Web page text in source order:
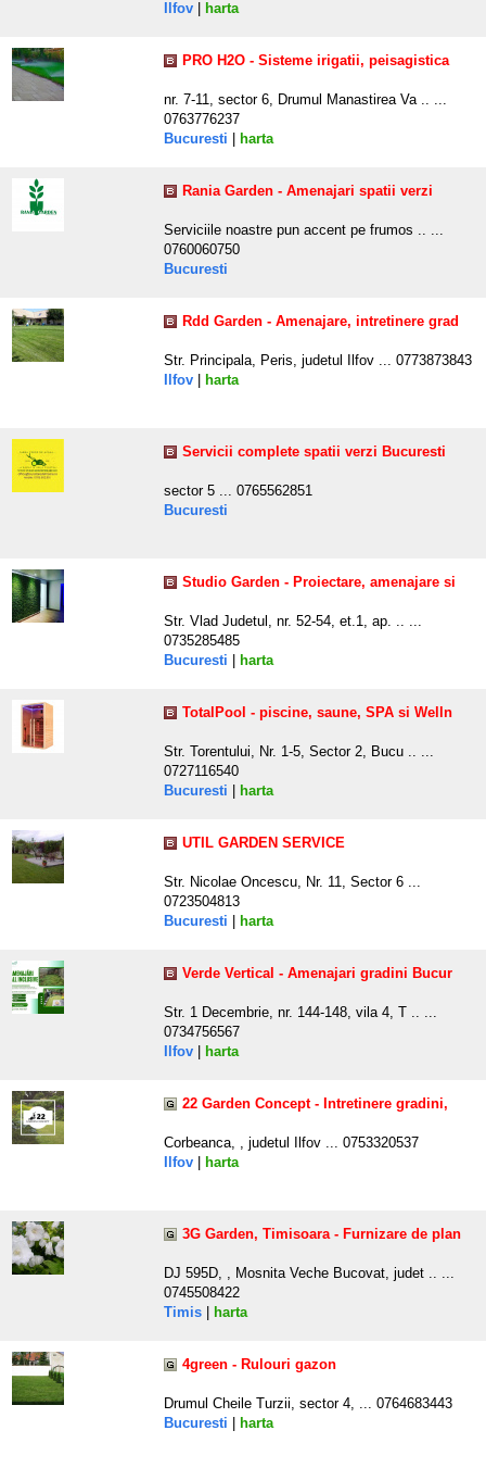
Ilfov harta
PRO H2O - Sisteme irigatii, peisagistica
nr. 7-11, sector 6, Drumul Manastirea Va .. ...
0763776237
Bucuresti
harta
Rania Garden - Amenajari spatii verzi
Serviciile noastre pun accent pe frumos .. ...
0760060750
Bucuresti
Rdd Garden - Amenajare, intretinere grad
Str. Principala, Peris, judetul Ilfov ... 0773873843
Ilfov
harta
Servicii complete spatii verzi Bucuresti
sector 5 ... 0765562851
Bucuresti
Studio Garden - Proiectare, amenajare si
Str. Vlad Judetul, nr. 52-54, et.1, ap. .. ...
0735285485
Bucuresti
harta
TotalPool - piscine, saune, SPA si Welln
Str. Torentului, Nr. 1-5, Sector 2, Bucu .. ...
0727116540
Bucuresti
harta
UTIL GARDEN SERVICE
Str. Nicolae Oncescu, Nr. 11, Sector 6 ...
0723504813
Bucuresti
harta
Verde Vertical - Amenajari gradini Bucur
Str. 1 Decembrie, nr. 144-148, vila 4, T .. ...
0734756567
Ilfov
harta
22 Garden Concept - Intretinere gradini,
Corbeanca, , judetul Ilfov ... 0753320537
Ilfov
harta
3G Garden, Timisoara - Furnizare de plan
DJ 595D, , Mosnita Veche Bucovat, judet .. ...
0745508422
Timis
harta
4green - Rulouri gazon
Drumul Cheile Turzii, sector 4, ... 0764683443
Bucuresti
harta